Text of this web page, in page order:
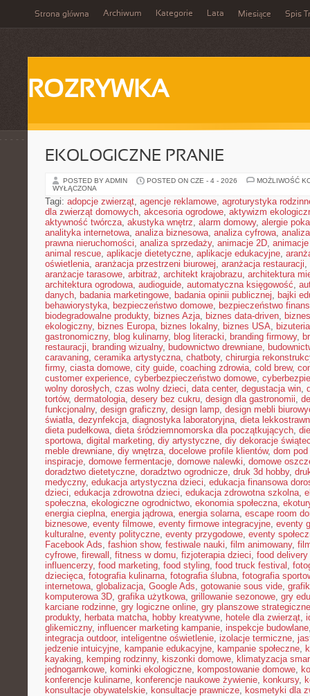
Strona główna Archiwum Kategorie Lata Miesiące Spis
ROZRYWKA
EKOLOGICZNE PRANIE
POSTED BY ADMIN POSTED ON CZE - 4 - 2026
MOŻLIWOŚĆ
WYŁĄCZONA
Tagi: adopcje zwierząt, agencje reklamowe, agroturystyka
dla zwierząt domowych, akcesoria ogrodowe, aktywizm
aktywność twórcza, akustyka wnętrz, alarm domowy, alergie
analityka internetowa, analiza biznesowa, analiza cyfrowa,
prawna nieruchomości, analiza sprzedaży, animacje 2D,
animal rescue, aplikacje dietetyczne, aplikacje edukacyjne,
oświetlenia, aranżacja przestrzeni biurowej, aranżacja restauracji,
aranżacje tarasowe, arbitraż, architekt krajobrazu, architektura
architektura ogrodowa, audioguide, automatyczna księgowość,
danych, badania marketingowe, badania opinii publicznej, bajki
behawiorystyka, bezpieczeństwo domowe, bezpieczeństwo
biodegradowalne produkty, biznes Azja, biznes data-driven,
ekologiczny, biznes Europa, biznes lokalny, biznes USA,
gastronomiczny, blog kulinarny, blog literacki, branding firmowy,
restauracji, branding wizualny, budownictwo drewniane,
caravaning, ceramika artystyczna, chatboty, chirurgia
firmy, ciasta domowe, city guide, coaching zdrowia, cold brew,
customer experience, cyberbezpieczeństwo domowe,
wolny dorosłych, czas wolny dzieci, data center, degustacja win,
tortów, dermatologia, desery bez cukru, design dla gastronomii,
funkcjonalny, design graficzny, design lamp, design mebli
światła, dezynfekcja, diagnostyka laboratoryjna, dieta
dieta pudełkowa, dieta śródziemnomorska dla początkujących,
sportowa, digital marketing, diy artystyczne, diy dekoracje
meble drewniane, diy wnętrza, docelowe profile klientów, dom
inspiracje, domowe fermentacje, domowe nalewki, domowe
doradztwo dietetyczne, doradztwo ogrodnicze, druk 3d hobby,
medyczny, edukacja artystyczna dzieci, edukacja finansowa
dzieci, edukacja zdrowotna dzieci, edukacja zdrowotna szkolna,
społeczna, ekologiczne ogrodnictwo, ekonomia społeczna,
energia cieplna, energia jądrowa, energia solarna, escape room
biznesowe, eventy filmowe, eventy firmowe integracyjne, eventy
kulturalne, eventy polityczne, eventy przygodowe, eventy
Facebook Ads, fashion show, festiwale nauki, film animowany,
cyfrowe, firewall , fitness w domu, fizjoterapia dzieci, food delivery
influencerzy, food marketing, food styling, food truck festival ,
dziecięca, fotografia kulinarna, fotografia ślubna, fotografia
internetowa, globalizacja, Google Ads, gotowanie sous vide,
komputerowa 3D, grafika użytkowa, grillowanie sezonowe, gry
karciane rodzinne, gry logiczne online, gry planszowe strategiczne
produkty, herbata matcha, hobby kreatywne, hotele dla zwierząt,
glikemiczny, influencer marketing kampanie, inspekcje budowlane
integracja outdoor, inteligentne oświetlenie, izolacje termiczne,
jedzenie intuicyjne, kampanie edukacyjne, kampanie społeczne,
kayaking, kemping rodzinny, kiszonki domowe, klimatyzacja
jednogarnkowe, kominki ekologiczne, kompostowanie domowe,
konferencje kulinarne, konferencje naukowe żywienie, konkursy,
konsultacje obywatelskie, konsultacje prawnicze, kosmetyki dla